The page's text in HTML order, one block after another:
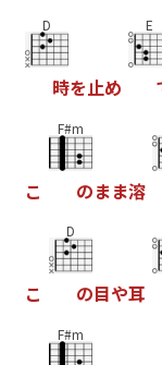
D
時を止め
E
こ
F#m
のまま溶
こ
D
の目や耳
F#m